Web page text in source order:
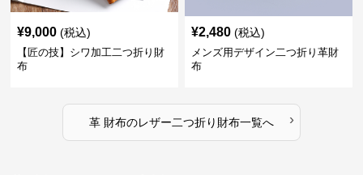
¥9,000 (税込)
【匠の技】シワ加工二つ折り財
布
¥2,480 (税込)
メンズ用デザイン二つ折り革財
布
革 財布のレザー二つ折り財布一覧へ ›